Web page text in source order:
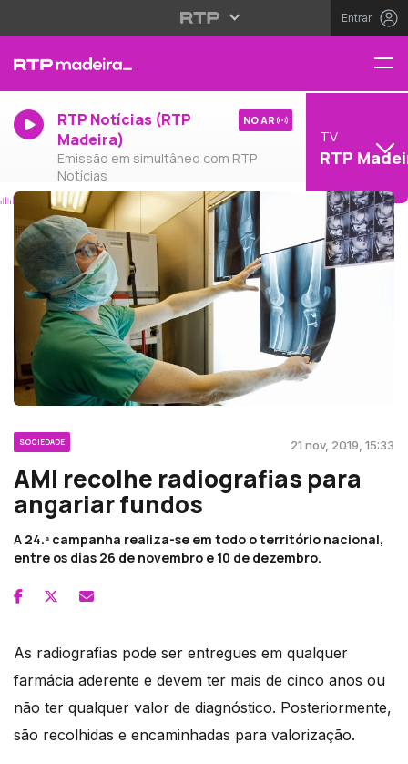
Entrar
RTP Notícias (RTP
Madeira)
Emissão em simultâneo com RTP
Notícias
NO AR
TV
RTP
SOCIEDADE 21 nov, 2019, 15:33
AMI recolhe radiografias para
angariar fundos
A 24.ª campanha realiza-se em todo o território nacional,
entre os dias 26 de novembro e 10 de dezembro.
As radiografias pode ser entregues em qualquer
farmácia aderente e devem ter mais de cinco anos ou
não ter qualquer valor de diagnóstico. Posteriormente,
são recolhidas e encaminhadas para valorização.